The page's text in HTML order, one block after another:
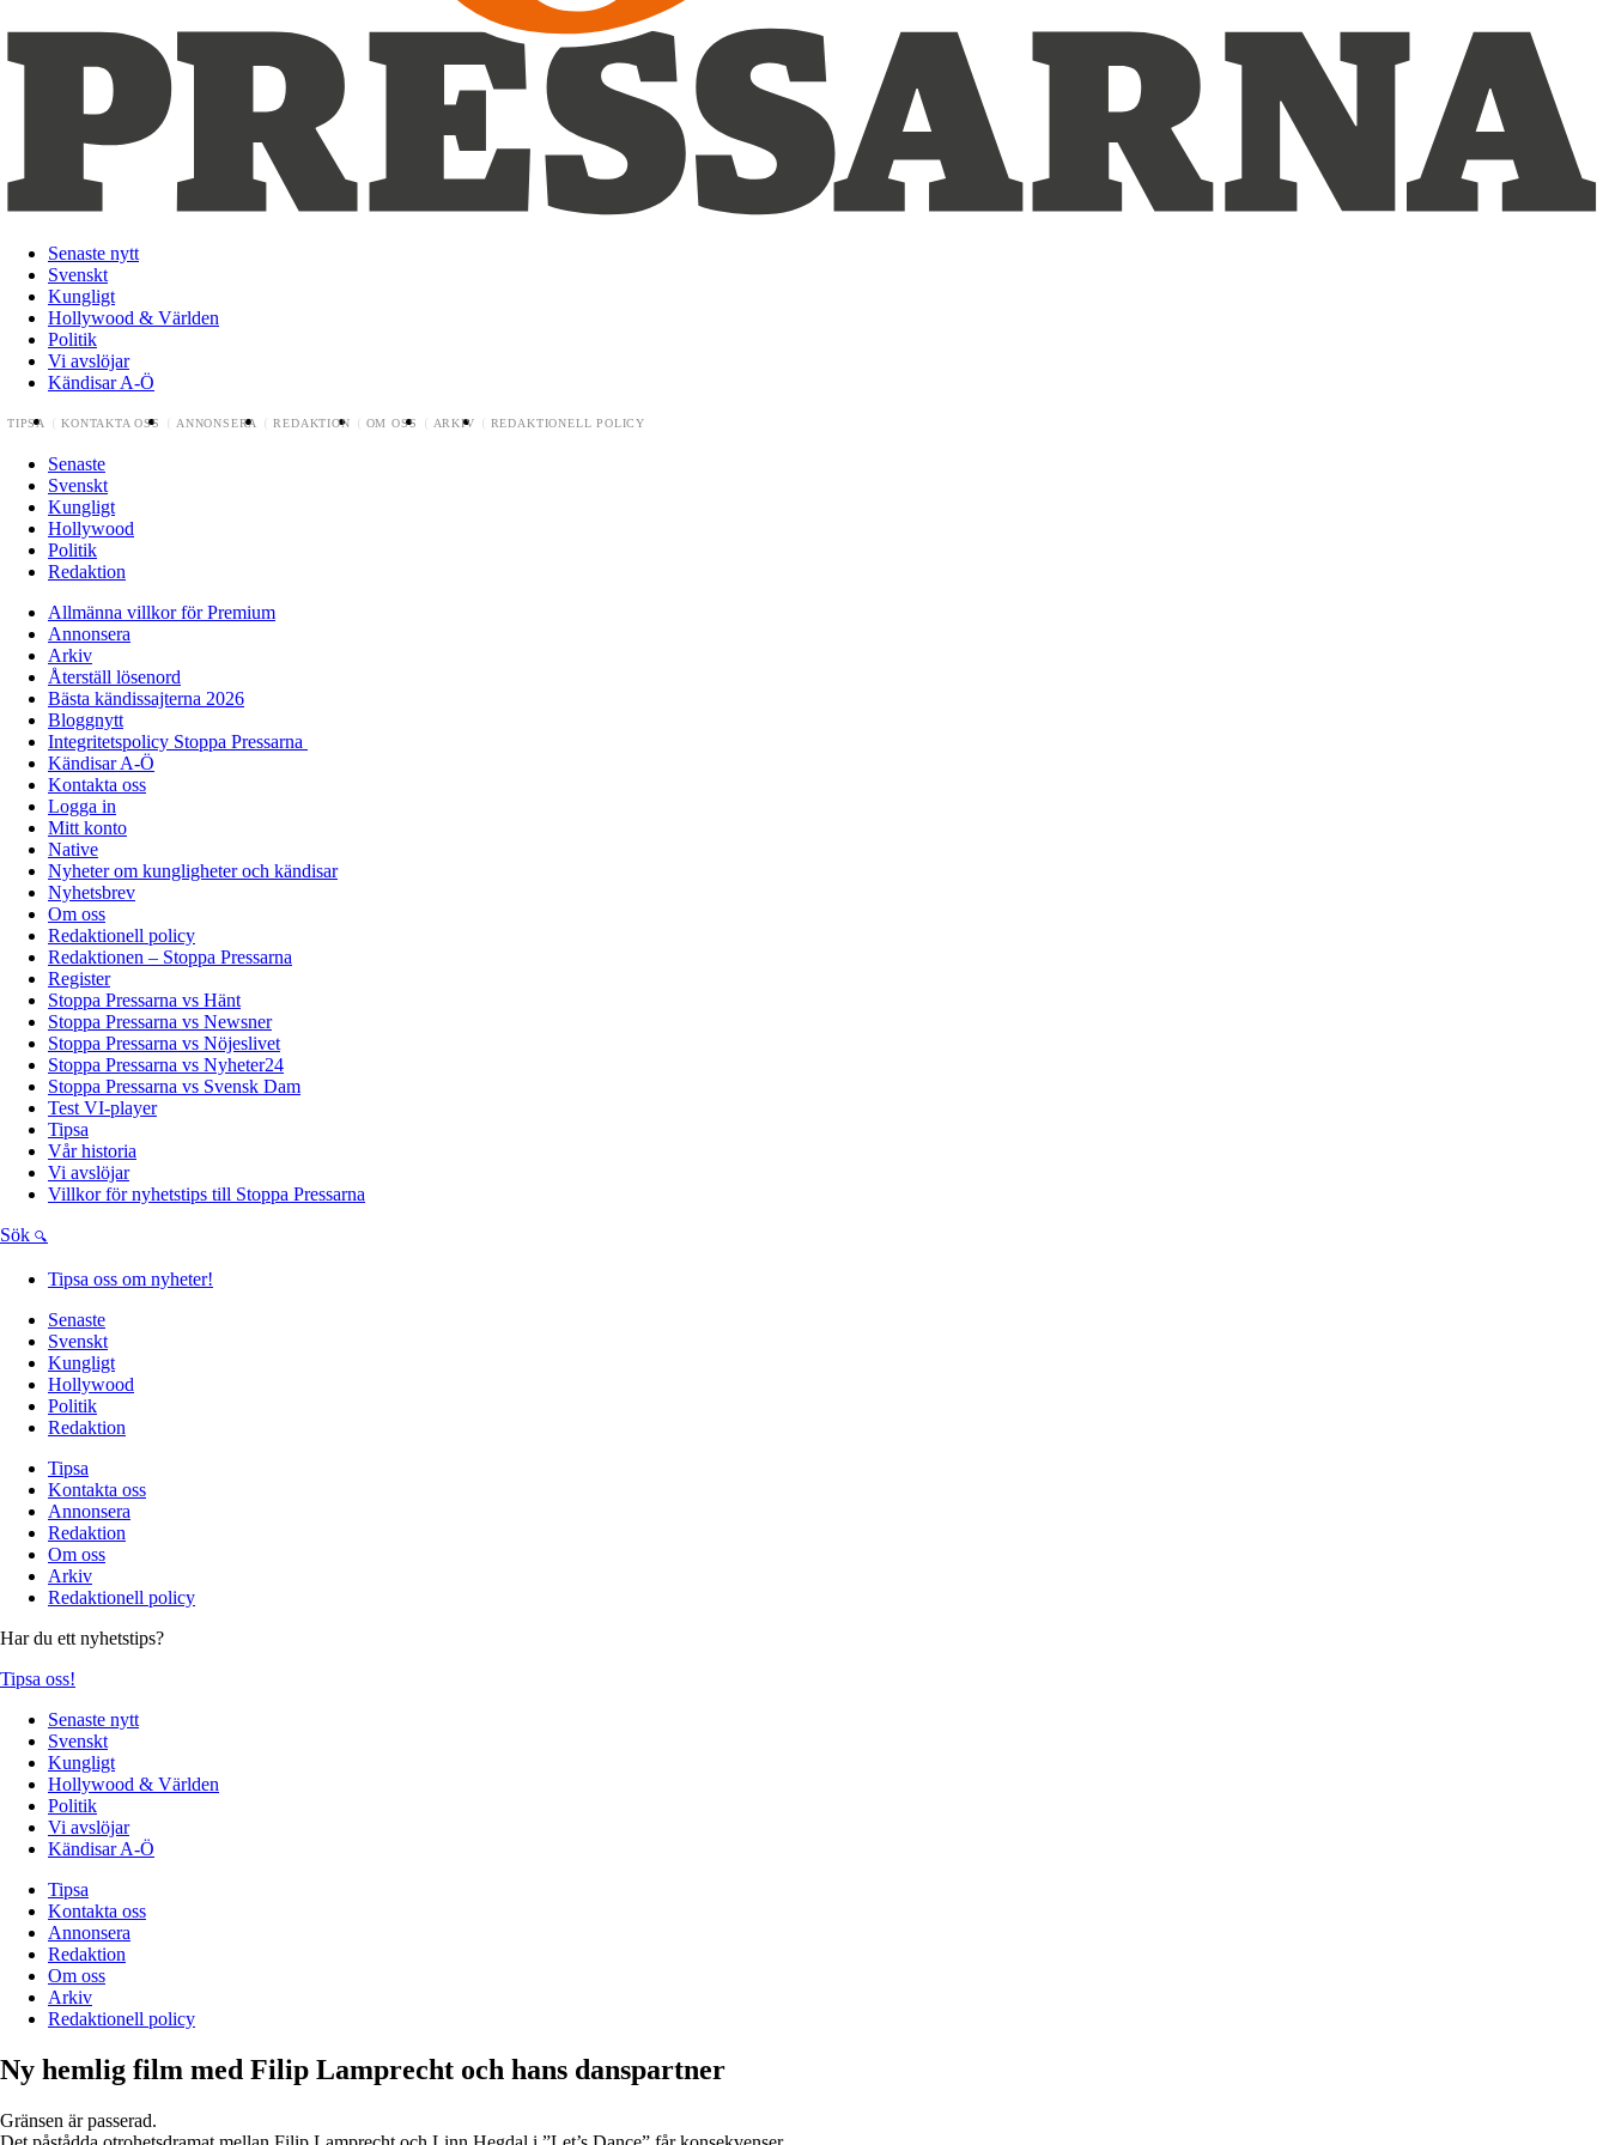
Senaste nytt
Svenskt
Kungligt
Hollywood & Världen
Politik
Vi avslöjar
Kändisar A-Ö
TIPSA KONTAKTA OSS ANNONSERA REDAKTION OM OSS ARKIV REDAKTIONELL POLICY
Senaste
Svenskt
Kungligt
Hollywood
Politik
Redaktion
Allmänna villkor för Premium
Annonsera
Arkiv
Återställ lösenord
Bästa kändissajterna 2026
Bloggnytt
Integritetspolicy Stoppa Pressarna
Kändisar A-Ö
Kontakta oss
Logga in
Mitt konto
Native
Nyheter om kungligheter och kändisar
Nyhetsbrev
Om oss
Redaktionell policy
Redaktionen – Stoppa Pressarna
Register
Stoppa Pressarna vs Hänt
Stoppa Pressarna vs Newsner
Stoppa Pressarna vs Nöjeslivet
Stoppa Pressarna vs Nyheter24
Stoppa Pressarna vs Svensk Dam
Test VI-player
Tipsa
Vår historia
Vi avslöjar
Villkor för nyhetstips till Stoppa Pressarna
Sök
Tipsa oss om nyheter!
Senaste
Svenskt
Kungligt
Hollywood
Politik
Redaktion
Tipsa
Kontakta oss
Annonsera
Redaktion
Om oss
Arkiv
Redaktionell policy
Har du ett nyhetstips?
Tipsa oss!
Senaste nytt
Svenskt
Kungligt
Hollywood & Världen
Politik
Vi avslöjar
Kändisar A-Ö
Tipsa
Kontakta oss
Annonsera
Redaktion
Om oss
Arkiv
Redaktionell policy
Ny hemlig film med Filip Lamprecht och hans danspartner
Gränsen är passerad.